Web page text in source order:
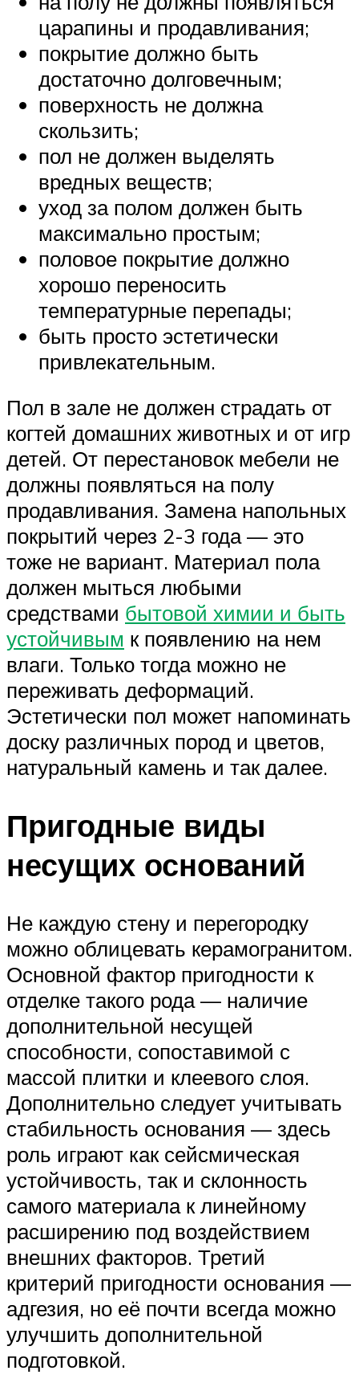
царапины и продавливания;
покрытие должно быть
достаточно долговечным;
поверхность не должна
скользить;
пол не должен выделять
вредных веществ;
уход за полом должен быть
максимально простым;
половое покрытие должно
хорошо переносить
температурные перепады;
быть просто эстетически
привлекательным.
Пол в зале не должен страдать от
когтей домашних животных и от игр
детей. От перестановок мебели не
должны появляться на полу
продавливания. Замена напольных
покрытий через 2-3 года — это
тоже не вариант. Материал пола
должен мыться любыми
средствами бытовой химии и быть
устойчивым к появлению на нем
влаги. Только тогда можно не
переживать деформаций.
Эстетически пол может напоминать
доску различных пород и цветов,
натуральный камень и так далее.
Пригодные виды
несущих оснований
Не каждую стену и перегородку
можно облицевать керамогранитом.
Основной фактор пригодности к
отделке такого рода — наличие
дополнительной несущей
способности, сопоставимой с
массой плитки и клеевого слоя.
Дополнительно следует учитывать
стабильность основания — здесь
роль играют как сейсмическая
устойчивость, так и склонность
самого материала к линейному
расширению под воздействием
внешних факторов. Третий
критерий пригодности основания —
адгезия, но её почти всегда можно
улучшить дополнительной
подготовкой.